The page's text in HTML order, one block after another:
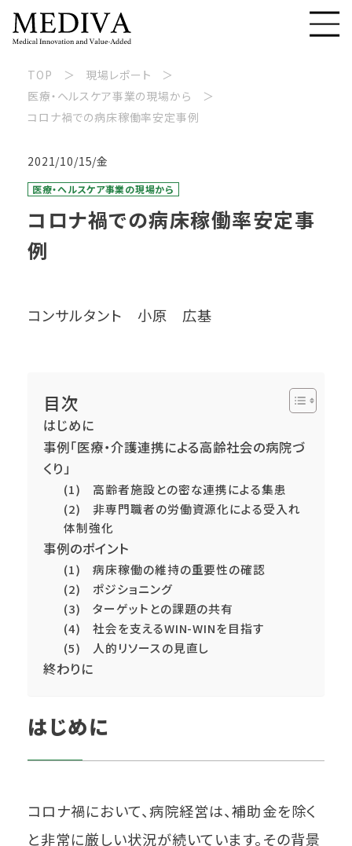
TOP
現場レポート
医療・ヘルスケア事業の現場から
コロナ禍での病床稼働率安定事例
2021/10/15/金
医療・ヘルスケア事業の現場から
コロナ禍での病床稼働率安定事
例
コンサルタント 小原 広基
目次
はじめに
事例「医療・介護連携による高齢社会の病院づ
くり」
(1) 高齢者施設との密な連携による集患
(2) 非専門職者の労働資源化による受入れ
体制強化
事例のポイント
(1) 病床稼働の維持の重要性の確認
(2) ポジショニング
(3) ターゲットとの課題の共有
(4) 社会を支えるWIN-WINを目指す
(5) 人的リソースの見直し
終わりに
はじめに
コロナ禍において、病院経営は、補助金を除く
と非常に厳しい状況が続いています。その背景